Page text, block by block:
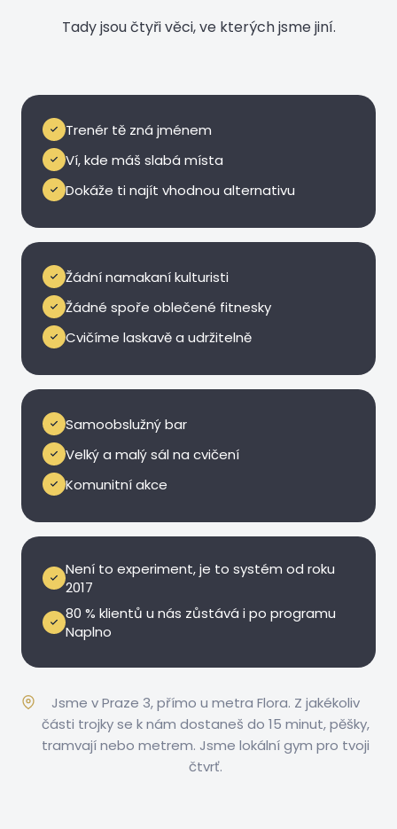
Tady jsou čtyři věci, ve kterých jsme jiní.
Trenér tě zná jménem
Ví, kde máš slabá místa
Dokáže ti najít vhodnou alternativu
Žádní namakaní kulturisti
Žádné spoře oblečené fitnesky
Cvičíme laskavě a udržitelně
Samoobslužný bar
Velký a malý sál na cvičení
Komunitní akce
Není to experiment, je to systém od roku
2017
80 % klientů u nás zůstává i po programu
Naplno
Jsme v Praze 3, přímo u metra Flora. Z jakékoliv
části trojky se k nám dostaneš do 15 minut, pěšky,
tramvají nebo metrem. Jsme lokální gym pro tvoji
čtvrť.